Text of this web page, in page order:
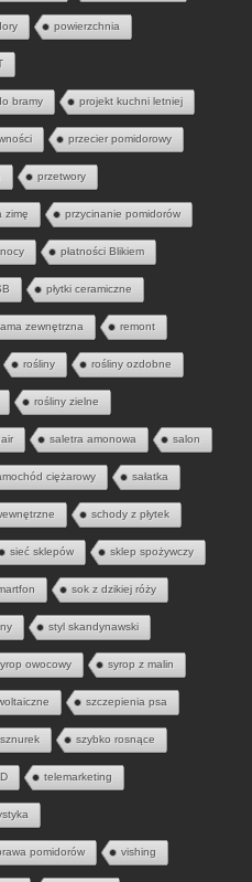
powierzchnia
bramy projekt kuchni letniej
przecier pomidorowy
przetwory
zimę przycinanie pomidorów
płatności Blikiem
płytki ceramiczne
zewnętrzna remont
rośliny rośliny ozdobne
rośliny zielne
saletra amonowa salon
ciężarowy sałatka
schody z płytek
sieć sklepów sklep spożywczy
sok z dzikiej róży
styl skandynawski
owocowy syrop z malin
szczepienia psa
sznurek szybko rosnące
telemarketing
pomidorów vishing